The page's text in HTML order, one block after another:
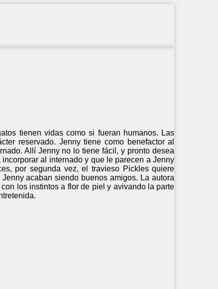
tienen vidas como si fueran humanos. Las
reservado. Jenny tiene como benefactor al
Allí Jenny no lo tiene fácil, y pronto desea
al internado y que le parecen a Jenny
por segunda vez, el travieso Pickles quiere
acaban siendo buenos amigos. La autora
los instintos a flor de piel y avivando la parte